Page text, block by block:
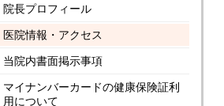
院長プロフィール
医院情報・アクセス
当院内書面掲示事項
マイナンバーカードの健康保険証利
用について